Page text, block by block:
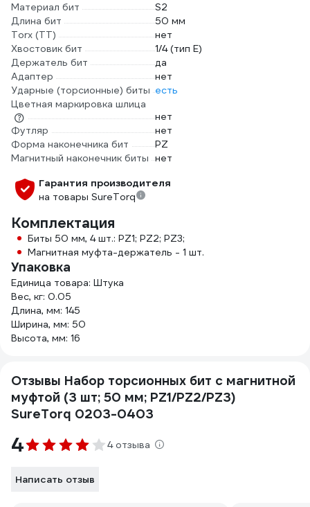
Материал бит
S2
Длина бит
50 мм
Torx (TT)
нет
Хвостовик бит
1/4 (тип Е)
Держатель бит
да
Адаптер
нет
Ударные (торсионные) биты есть
Цветная маркировка шлица
нет
Футляр
нет
Форма наконечника бит
PZ
Магнитный наконечник биты нет
Гарантия производителя
на товары SureTorq
Комплектация
Биты 50 мм, 4 шт.: PZ1; PZ2; PZ3;
Магнитная муфта-держатель - 1 шт.
Упаковка
Единица товара: Штука
Вес, кг: 0.05
Длина, мм: 145
Ширина, мм: 50
Высота, мм: 16
Отзывы Набор торсионных бит с магнитной
муфтой (3 шт; 50 мм; PZ1/PZ2/PZ3)
SureTorq 0203-0403
4 4 отзыва
Написать отзыв